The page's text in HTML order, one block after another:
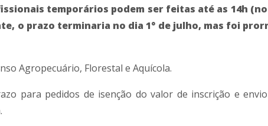
temporários podem ser feitas até as 14h
o prazo terminaria no dia 1° de julho, mas foi
Agropecuário, Florestal e Aquícola.
para pedidos de isenção do valor de inscrição e